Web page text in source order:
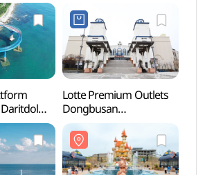
전망대)
Lotte Premium Outlets
Dongbusan
(롯데프리미엄아울렛
동부산점)